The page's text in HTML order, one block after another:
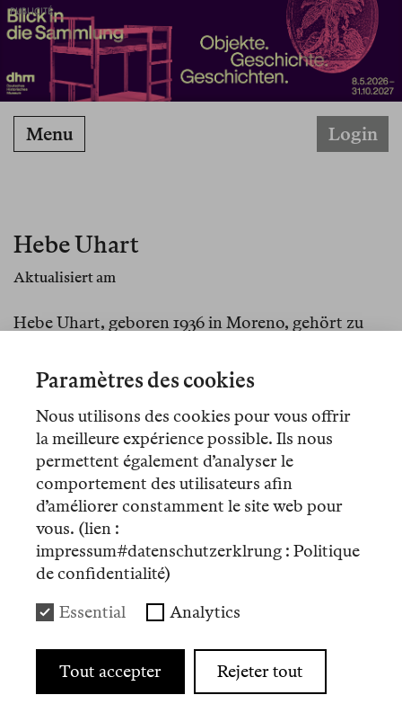
PUBLICITÉ
Menu Login
Hebe Uhart
Aktualisiert am
Hebe Uhart, geboren 1936 in Moreno, gehört zu
der jüngeren Zeit. Nach einem Studium der
Philosophie arbeitete sie als Lehrerin und
Dozentin, bevor sie sich in Vollzeit dem Schreiben
ihrer Erzählungen, Novellen undcrónicaswidmete.
Ins Deutsche ist Hebe Uhart bis auf wenige
Auszüge unübersetzt. Sie starb 2018 in Buenos
Aires.
Artikel
Nº 13
Mémo
Paramètres des cookies
Nous utilisons des cookies pour vous offrir
la meilleure expérience possible. Ils nous
permettent également d’analyser le
comportement des utilisateurs afin
d’améliorer constamment le site web pour
vous. (lien :
impressum#datenschutzerklrung : Politique
de confidentialité)
Essential Analytics
Tout accepter Rejeter tout